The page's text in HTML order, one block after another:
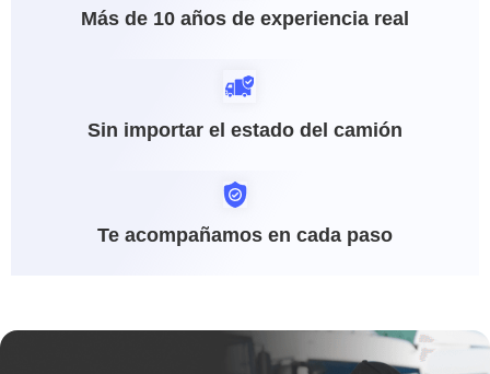
Más de 10 años de experiencia real
Sin importar el estado del camión
Te acompañamos en cada paso